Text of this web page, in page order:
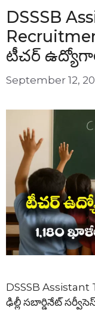
DSSSB
టీచర్
September 12,
DSSSB
ఢిల్లీ సబార్డినేట్